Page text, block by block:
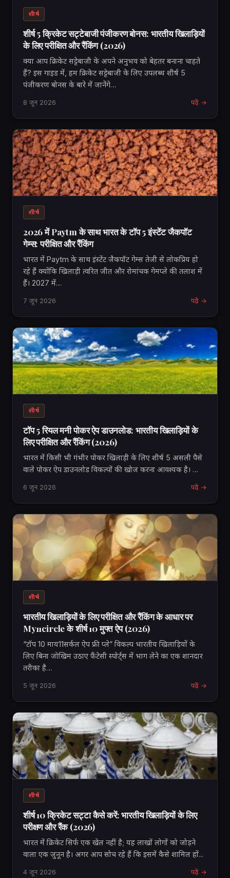
शीर्ष
शीर्ष 5 क्रिकेट सट्टेबाजी पंजीकरण बोनस: भारतीय खिलाड़ियों
के लिए परीक्षित और रैंकिंग (2026)
क्या आप क्रिकेट सट्टेबाजी के अपने अनुभव को बेहतर बनाना चाहते
हैं? इस गाइड में, हम क्रिकेट सट्टेबाजी के लिए उपलब्ध शीर्ष 5
पंजीकरण बोनस के बारे में जानेंगे…
8 जून 2026 पढ़ें →
शीर्ष
2026 में Paytm के साथ भारत के टॉप 5 इंस्टेंट जैकपॉट
गेम्स: परीक्षित और रैंकिंग
भारत में Paytm के साथ इंस्टेंट जैकपॉट गेम्स तेजी से लोकप्रिय हो
रहे हैं क्योंकि खिलाड़ी त्वरित जीत और रोमांचक गेमप्ले की तलाश में
हैं। 2027 में…
7 जून 2026 पढ़ें →
शीर्ष
टॉप 5 रियल मनी पोकर ऐप डाउनलोड: भारतीय खिलाड़ियों के
लिए परीक्षित और रैंकिंग (2026)
भारत में किसी भी गंभीर पोकर खिलाड़ी के लिए शीर्ष 5 असली पैसे
वाले पोकर ऐप डाउनलोड विकल्पों की खोज करना आवश्यक है। …
6 जून 2026 पढ़ें →
शीर्ष
भारतीय खिलाड़ियों के लिए परीक्षित और रैंकिंग के आधार पर
My11circle के शीर्ष 10 मुफ्त ऐप (2026)
“टॉप 10 माय11सर्कल ऐप फ्री प्ले” विकल्प भारतीय खिलाड़ियों के
लिए बिना जोखिम उठाए फैंटेसी स्पोर्ट्स में भाग लेने का एक शानदार
तरीका है…
5 जून 2026 पढ़ें →
शीर्ष
शीर्ष 10 क्रिकेट सट्टा कैसे करें: भारतीय खिलाड़ियों के लिए
परीक्षण और रैंक (2026)
भारत में क्रिकेट सिर्फ एक खेल नहीं है; यह लाखों लोगों को जोड़ने
वाला एक जुनून है। अगर आप सोच रहे हैं कि इसमें कैसे शामिल हों...
4 जून 2026 पढ़ें →